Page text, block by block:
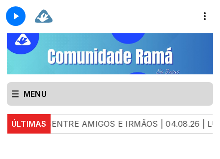
MENU
ÚLTIMAS
AMIGOS E IRMÃOS | 04.08.26 | LUANNA GARCIA